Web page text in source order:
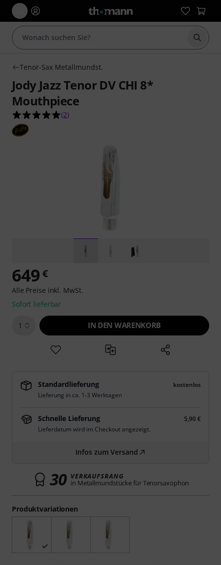
Suche
Tenor-Sax Metallmundst.
Jody Jazz Tenor DV CHI 8*
Mouthpiece
5.0 von 5 Sternen aus 2 Kundenbewertungen
(2)
Produktvariationen
649 €
Alle Preise inkl. MwSt.
Sofort lieferbar
1 IN DEN WARENKORB
Standardlieferung
kostenlos
Lieferung in ca. 1-3 Werktagen
Schnelle Lieferung
5,90 €
Lieferdatum wird im Checkout angezeigt.
Infos zum Versand
30 VERKAUFSRANG
in Metallmundstücke für Tenorsaxophon